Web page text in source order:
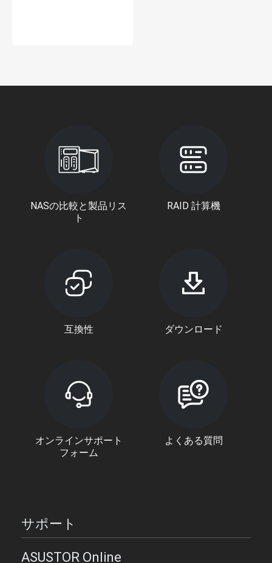
NASの比較と製品リス
ト
RAID 計算機
互換性 ダウンロード
オンラインサポート
フォーム
よくある質問
サポート
ASUSTOR Online